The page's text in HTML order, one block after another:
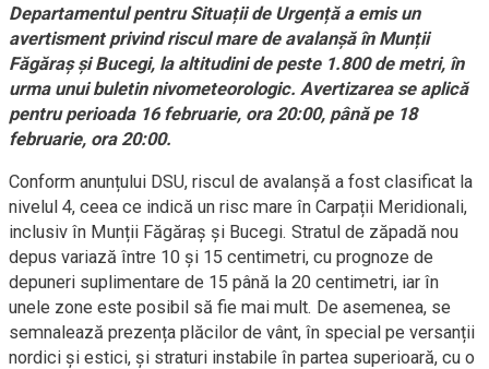
Departamentul pentru Situații de Urgență a emis un
avertisment privind riscul mare de avalanșă în Munții
Făgăraș și Bucegi, la altitudini de peste 1.800 de metri, în
urma unui buletin nivometeorologic. Avertizarea se aplică
pentru perioada 16 februarie, ora 20:00, până pe 18
februarie, ora 20:00.
Conform anunțului DSU, riscul de avalanșă a fost clasificat la
nivelul 4, ceea ce indică un risc mare în Carpații Meridionali,
inclusiv în Munții Făgăraș și Bucegi. Stratul de zăpadă nou
depus variază între 10 și 15 centimetri, cu prognoze de
depuneri suplimentare de 15 până la 20 centimetri, iar în
unele zone este posibil să fie mai mult. De asemenea, se
semnalează prezența plăcilor de vânt, în special pe versanții
nordici și estici, și straturi instabile în partea superioară, cu o